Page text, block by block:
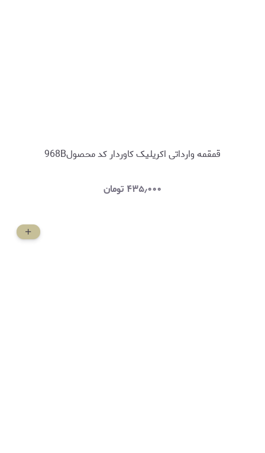
قمقمه وارداتی اکریلیک کاوردار کد محصول968B
۴۳۵٫۰۰۰ تومان